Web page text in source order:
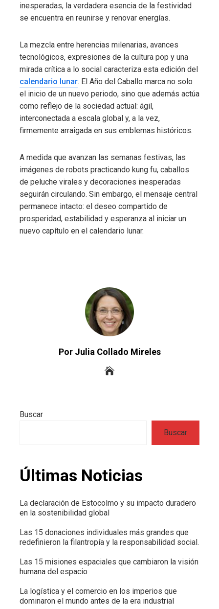
inesperadas, la verdadera esencia de la festividad
se encuentra en reunirse y renovar energías.
La mezcla entre herencias milenarias, avances
tecnológicos, expresiones de la cultura pop y una
mirada crítica a lo social caracteriza esta edición del
calendario lunar. El Año del Caballo marca no solo
el inicio de un nuevo periodo, sino que además actúa
como reflejo de la sociedad actual: ágil,
interconectada a escala global y, a la vez,
firmemente arraigada en sus emblemas históricos.
A medida que avanzan las semanas festivas, las
imágenes de robots practicando kung fu, caballos
de peluche virales y decoraciones inesperadas
seguirán circulando. Sin embargo, el mensaje central
permanece intacto: el deseo compartido de
prosperidad, estabilidad y esperanza al iniciar un
nuevo capítulo en el calendario lunar.
Por Julia Collado Mireles
Buscar
Buscar
Últimas Noticias
La declaración de Estocolmo y su impacto duradero
en la sostenibilidad global
Las 15 donaciones individuales más grandes que
redefinieron la filantropía y la responsabilidad social.
Las 15 misiones espaciales que cambiaron la visión
humana del espacio
La logística y el comercio en los imperios que
dominaron el mundo antes de la era industrial